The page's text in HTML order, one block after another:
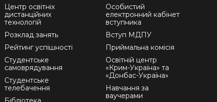
Центр освітніх
дистанційних
технологій
Розклад занять
Рейтинг успішності
Студентське
самоврядування
Студентське
телебачення
Особистий
електронний кабінет
вступника
Вступ МДПУ
Приймальна комісія
Освітній центр
«Крим-Україна» та
«Донбас-Україна»
Навчання за
ваучерами